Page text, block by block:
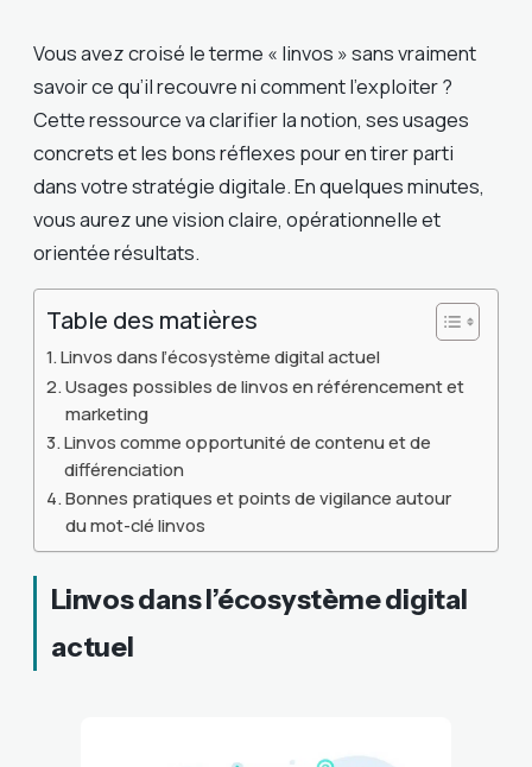
Vous avez croisé le terme « linvos » sans vraiment
savoir ce qu’il recouvre ni comment l’exploiter ?
Cette ressource va clarifier la notion, ses usages
concrets et les bons réflexes pour en tirer parti
dans votre stratégie digitale. En quelques minutes,
vous aurez une vision claire, opérationnelle et
orientée résultats.
Table des matières
Linvos dans l’écosystème digital actuel
Usages possibles de linvos en référencement et
marketing
Linvos comme opportunité de contenu et de
différenciation
Bonnes pratiques et points de vigilance autour
du mot-clé linvos
Linvos dans l’écosystème digital
actuel